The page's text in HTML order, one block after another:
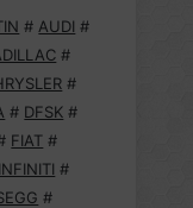
# AUDI #
#
#
# DFSK #
FIAT #
INFINITI #
#